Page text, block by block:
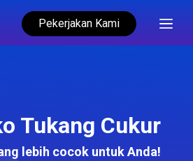
Pekerjakan Kami
Tukang Cukur
lebih cocok untuk Anda!